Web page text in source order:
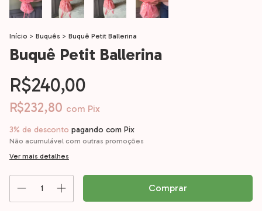
Início > Buquês > Buquê Petit Ballerina
Buquê Petit Ballerina
R$240,00
R$232,80 com Pix
3% de desconto pagando com Pix
Não acumulável com outras promoções
Ver mais detalhes